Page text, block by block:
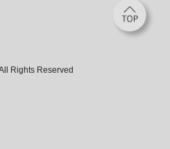
Rights Reserved